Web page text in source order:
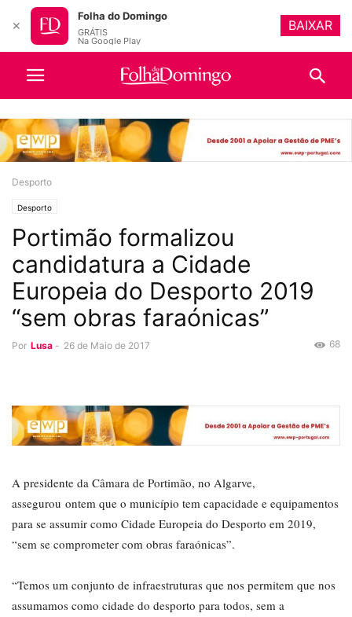
Desporto
Desporto
Portimão formalizou
candidatura a Cidade
Europeia do Desporto 2019
“sem obras faraónicas”
Por Lusa - 26 de Maio de 2017 68
A presidente da Câmara de Portimão, no Algarve,
assegurou ontem que o município tem capacidade e equipamentos
para se assumir como Cidade Europeia do Desporto em 2019,
“sem se comprometer com obras faraónicas”.
“Temos um conjunto de infraestruturas que nos permitem que nos
assumamos como cidade do desporto para todos, sem a
✕
Folha do Domingo
GRÁTIS
Na Google Play
BAIXAR